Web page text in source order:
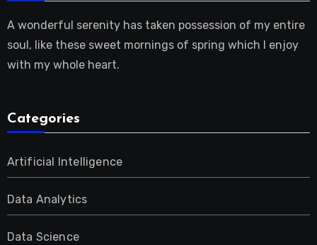
A wonderful serenity has taken possession of my entire
soul, like these sweet mornings of spring which I enjoy
with my whole heart.
Categories
Artificial Intelligence
Data Analytics
Data Science